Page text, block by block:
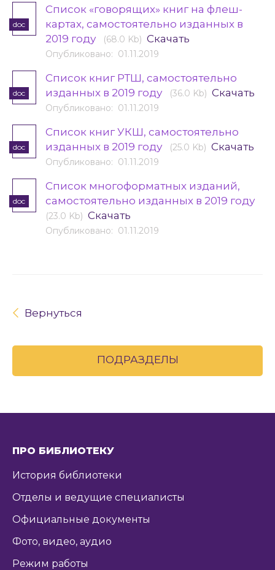
doc
Список «говорящих» книг на флеш-
картах, самостоятельно изданных в
2019 году
(68.0 Kb) Скачать
Опубликовано: 01.11.2019
doc
Список книг РТШ, самостоятельно
изданных в 2019 году
(36.0 Kb) Скачать
Опубликовано: 01.11.2019
doc
Список книг УКШ, самостоятельно
изданных в 2019 году
(25.0 Kb) Скачать
Опубликовано: 01.11.2019
doc
Список многоформатных изданий,
самостоятельно изданных в 2019 году
(23.0 Kb) Скачать
Опубликовано: 01.11.2019
Вернуться
ПОДРАЗДЕЛЫ
ПРО БИБЛИОТЕКУ
История библиотеки
Отделы и ведущие специалисты
Официальные документы
Фото, видео, аудио
Режим работы